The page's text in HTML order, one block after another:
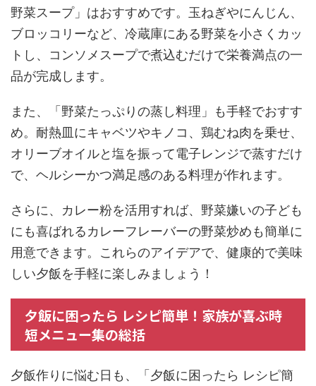
野菜スープ」はおすすめです。玉ねぎやにんじん、
ブロッコリーなど、冷蔵庫にある野菜を小さくカッ
トし、コンソメスープで煮込むだけで栄養満点の一
品が完成します。
また、「野菜たっぷりの蒸し料理」も手軽でおすす
め。耐熱皿にキャベツやキノコ、鶏むね肉を乗せ、
オリーブオイルと塩を振って電子レンジで蒸すだけ
で、ヘルシーかつ満足感のある料理が作れます。
さらに、カレー粉を活用すれば、野菜嫌いの子ども
にも喜ばれるカレーフレーバーの野菜炒めも簡単に
用意できます。これらのアイデアで、健康的で美味
しい夕飯を手軽に楽しみましょう！
夕飯に困ったら レシピ簡単！家族が喜ぶ時
短メニュー集の総括
夕飯作りに悩む日も、「夕飯に困ったら レシピ簡